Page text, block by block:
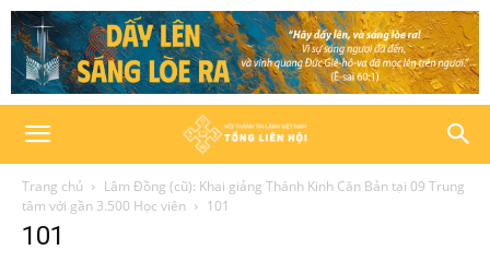
Trang chủ
Lâm Đồng (cũ): Khai giảng Thánh Kinh Căn Bản tại 09 Trung
tâm với gần 3.500 Học viên
101
101